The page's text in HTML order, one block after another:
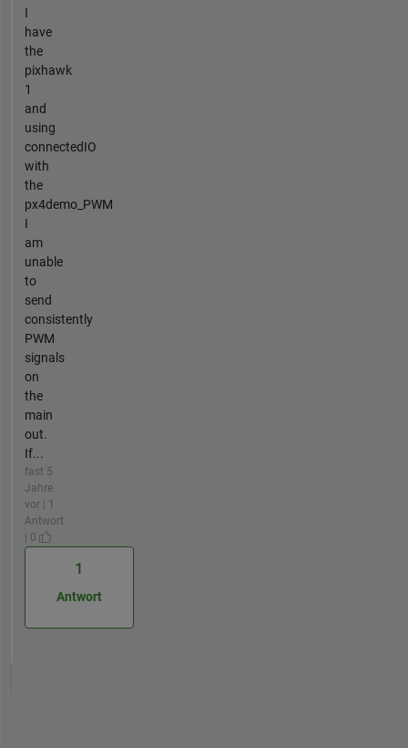
I
have
the
pixhawk
1
and
using
connectedIO
with
the
px4demo_PWM
I
am
unable
to
send
consistently
PWM
signals
on
the
main
out.
If...
fast 5
Jahre
vor | 1
Antwort
| 0
1
Antwort